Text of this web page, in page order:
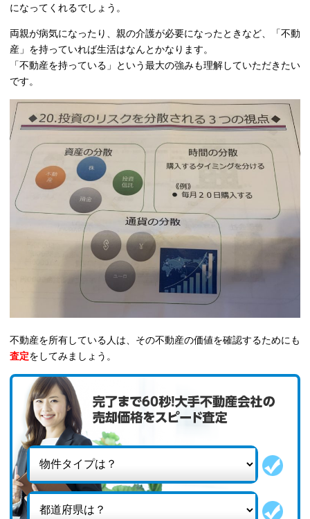
になってくれるでしょう。
両親が病気になったり、親の介護が必要になったときなど、「不動
産」を持っていれば生活はなんとかなります。
「不動産を持っている」という最大の強みも理解していただきたい
です。
不動産を所有している人は、その不動産の価値を確認するためにも
査定をしてみましょう。